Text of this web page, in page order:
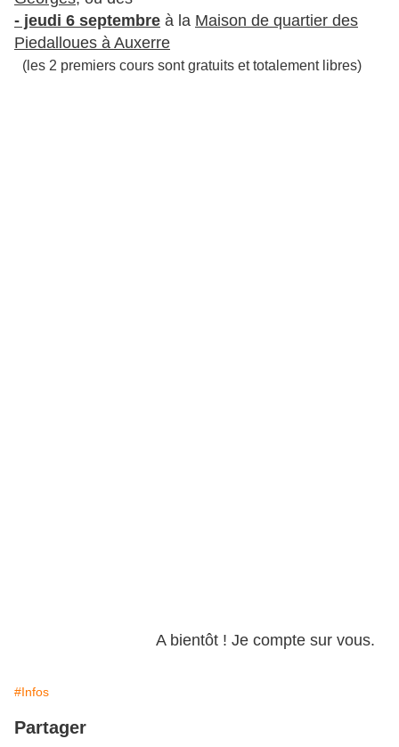
- jeudi 6 septembre à la Maison de quartier des
Piedalloues à Auxerre
(les 2 premiers cours sont gratuits et totalement libres)
A bientôt ! Je compte sur vous.
#Infos
Partager